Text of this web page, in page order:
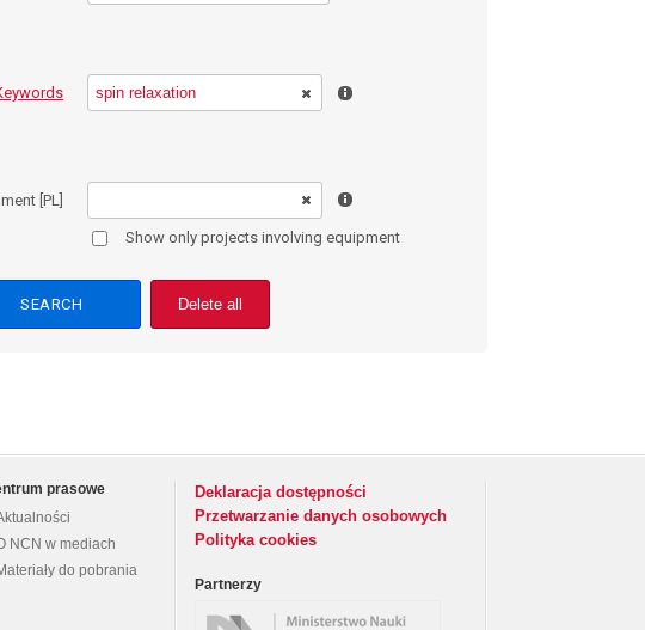
[PL]
Show only projects involving equipment
Delete all
prasowe
NCN w mediach
do pobrania
Deklaracja dostępności
Przetwarzanie danych osobowych
Polityka cookies
Partnerzy